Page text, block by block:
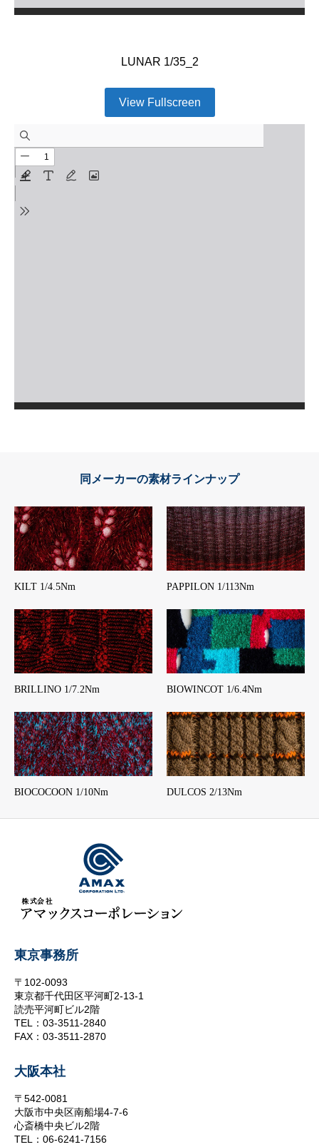
LUNAR 1/35_2
View Fullscreen
同メーカーの素材ラインナップ
KILT 1/4.5Nm PAPPILON 1/113Nm
BRILLINO 1/7.2Nm BIOWINCOT 1/6.4Nm
BIOCOCOON 1/10Nm DULCOS 2/13Nm
東京事務所
〒102-0093
東京都千代田区平河町2-13-1
読売平河町ビル2階
TEL：03-3511-2840
FAX：03-3511-2870
大阪本社
〒542-0081
大阪市中央区南船場4-7-6
心斎橋中央ビル2階
TEL：06-6241-7156